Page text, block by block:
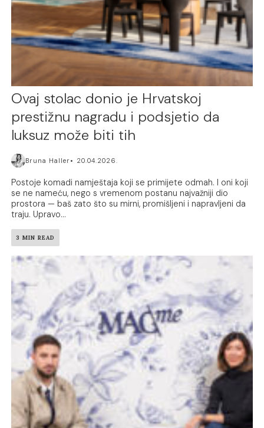
Ovaj stolac donio je Hrvatskoj
prestižnu nagradu i podsjetio da
luksuz može biti tih
Bruna Haller 20.04.2026.
Postoje komadi namještaja koji se primijete odmah. I oni koji
se ne nameću, nego s vremenom postanu najvažniji dio
prostora — baš zato što su mirni, promišljeni i napravljeni da
traju. Upravo...
3 MIN READ